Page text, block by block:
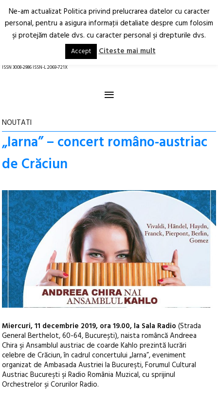
Arhitectură.
Oraș.
RO EN
ISSN 3008-2986 ISSN-L 2069-721X
≡
NOUTATI
„Iarna” – concert româno-austriac
de Crăciun
Miercuri, 11 decembrie 2019, ora 19.00, la Sala Radio (Strada
General Berthelot, 60-64, București), naista româncă Andreea
Chira şi Ansamblul austriac de coarde Kahlo prezintă lucrări
celebre de Crăciun, în cadrul concertului „Iarna”, eveniment
organizat de Ambasada Austriei la Bucureşti, Forumul Cultural
Austriac Bucureşti şi Radio România Muzical, cu sprijinul
Orchestrelor şi Corurilor Radio.
Ne-am actualizat Politica privind prelucrarea datelor cu caracter
personal, pentru a asigura informaţii detaliate despre cum folosim
şi protejăm datele dvs. cu caracter personal şi drepturile dvs.
Accept Citeste mai mult